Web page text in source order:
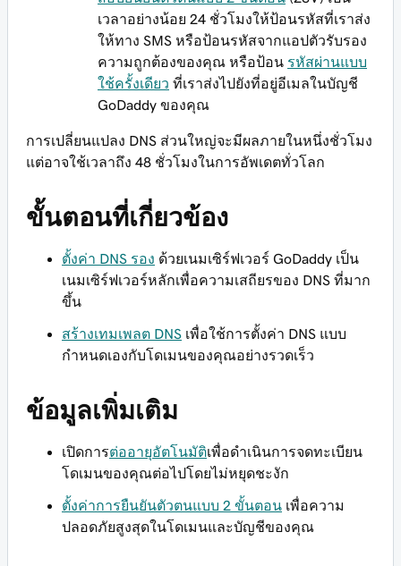
เวลาอย่างน้อย 24 ชั่วโมงให้ป้อนรหัสที่เราส่ง
ให้ทาง SMS หรือป้อนรหัสจากแอปตัวรับรอง
ความถูกต้องของคุณ หรือป้อน รหัสผ่านแบบ
ใช้ครั้งเดียว ที่เราส่งไปยังที่อยู่อีเมลในบัญชี
GoDaddy ของคุณ
การเปลี่ยนแปลง DNS ส่วนใหญ่จะมีผลภายในหนึ่งชั่วโมง
แต่อาจใช้เวลาถึง 48 ชั่วโมงในการอัพเดตทั่วโลก
ขั้นตอนที่เกี่ยวข้อง
ตั้งค่า DNS รอง ด้วยเนมเซิร์ฟเวอร์ GoDaddy เป็น
เนมเซิร์ฟเวอร์หลักเพื่อความเสถียรของ DNS ที่มาก
ขึ้น
สร้างเทมเพลต DNS เพื่อใช้การตั้งค่า DNS แบบ
กำหนดเองกับโดเมนของคุณอย่างรวดเร็ว
ข้อมูลเพิ่มเติม
เปิดการต่ออายุอัตโนมัติเพื่อดำเนินการจดทะเบียน
โดเมนของคุณต่อไปโดยไม่หยุดชะงัก
ตั้งค่าการยืนยันตัวตนแบบ 2 ขั้นตอน เพื่อความ
ปลอดภัยสูงสุดในโดเมนและบัญชีของคุณ